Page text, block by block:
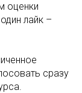
оценки
лайк –
сразу